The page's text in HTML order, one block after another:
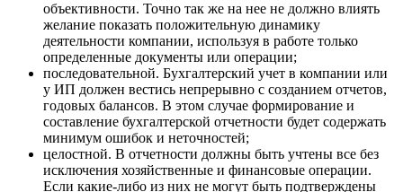
объективности. Точно так же на нее не должно влиять
желание показать положительную динамику
деятельности компании, используя в работе только
определенные документы или операции;
последовательной. Бухгалтерский учет в компании или
у ИП должен вестись непрерывно с созданием отчетов,
годовых балансов. В этом случае формирование и
составление бухгалтерской отчетности будет содержать
минимум ошибок и неточностей;
целостной. В отчетности должны быть учтены все без
исключения хозяйственные и финансовые операции.
Если какие-либо из них не могут быть подтверждены